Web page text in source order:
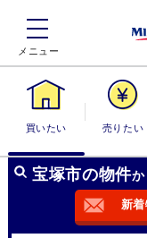
買いたい 売りたい
宝塚市の物件か
新